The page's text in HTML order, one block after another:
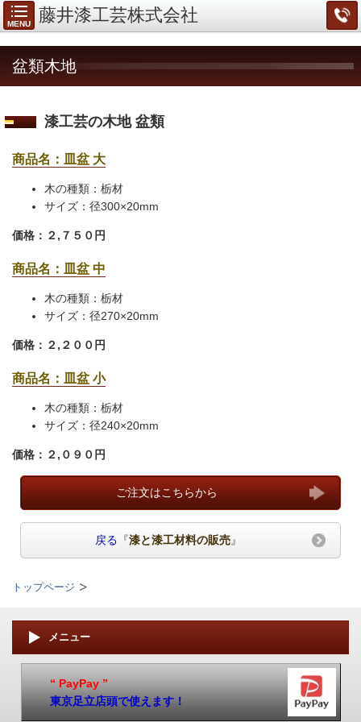
MENU 藤井漆工芸株式会社
盆類木地
漆工芸の木地 盆類
商品名：皿盆 大
木の種類：栃材
サイズ：径300×20mm
価格：２,７５０円
商品名：皿盆 中
木の種類：栃材
サイズ：径270×20mm
価格：２,２００ 円
商品名：皿盆 小
木の種類：栃材
サイズ：径240×20mm
価格：２,０９０ 円
ご注文はこちらから
戻る 『漆と漆工材料の販売』
トップページ
メニュー
“ PayPay ”
東京足立店頭で使えます！